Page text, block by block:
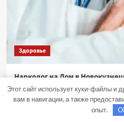
Здоровье
Нарколог на Дом в
Всегда Рядом
studiohallo_ 30 октября 2024
Этот сайт использует куки-файлы и
вам в навигации, а также
опыт.